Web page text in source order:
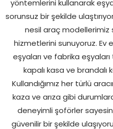
yöntemlerini kullanarak
sorunsuz bir şekilde
nesil araç modellerimiz
hizmetlerini sunuyoruz. Ev
eşyaları ve fabrika eşyaları
kapalı kasa ve brandalı
Kullandığımız her türlü
kaza ve arıza gibi
deneyimli şoförler
güvenilir bir şekilde